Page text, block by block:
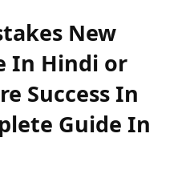
New
In Hindi or
Success In
Guide In